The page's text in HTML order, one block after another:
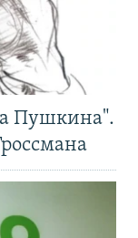
Пушкина".